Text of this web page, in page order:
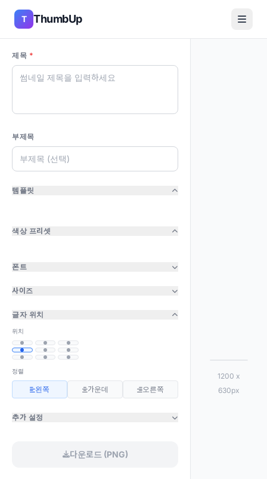
T ThumbUp
제목 *
부제목
템플릿
색상 프리셋
폰트
사이즈
글자 위치
위치
정렬
왼쪽 가운데 오른쪽
추가 설정
다운로드 (PNG)
1200 x
630px